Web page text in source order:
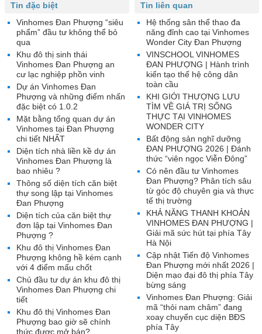
Tin liên quan
Hệ thống sân thể thao đa
năng đỉnh cao tại Vinhomes
Wonder City Đan Phượng
VINSCHOOL VINHOMES
ĐAN PHƯỢNG | Hành trình
kiến tạo thế hệ công dân
toàn cầu
KHI GIỚI THƯỢNG LƯU
TÌM VỀ GIÁ TRỊ SỐNG
THỰC TẠI VINHOMES
WONDER CITY
Bất động sản nghĩ dưỡng
ĐAN PHƯỢNG 2026 | Đánh
thức “viên ngọc Viễn Đông”
Có nên đầu tư Vinhomes
Đan Phượng? Phân tích sâu
từ góc độ chuyên gia và thực
tế thị trường
KHẢ NĂNG THANH KHOẢN
VINHOMES ĐAN PHƯỢNG |
Giải mã sức hút tại phía Tây
Hà Nội
Cập nhật Tiến độ Vinhomes
Đan Phượng mới nhất 2026 |
Diện mạo đại đô thị phía Tây
bừng sáng
Vinhomes Đan Phượng: Giải
mã “thỏi nam châm” đang
xoay chuyển cục diện BĐS
phía Tây
Tin đặc biệt
Vinhomes Đan Phượng “siêu
phẩm” đầu tư không thể bỏ
qua
Khu đô thị sinh thái
Vinhomes Đan Phượng an
cư lạc nghiệp phồn vinh
Dự án Vinhomes Đan
Phượng và những điểm nhấn
đặc biệt có 1.0.2
Mặt bằng tổng quan dự án
Vinhomes tại Đan Phượng
chi tiết NHẤT
Diện tích nhà liền kề dự án
Vinhomes Đan Phượng là
bao nhiêu ?
Thông số diện tích căn biệt
thự song lập tại Vinhomes
Đan Phượng
Diện tích của căn biệt thự
đơn lập tại Vinhomes Đan
Phượng ?
Khu đô thị Vinhomes Đan
Phượng không hề kém cạnh
với 4 điểm mấu chốt
Chủ đầu tư dự án khu đô thị
Vinhomes Đan Phượng chi
tiết
Khu đô thị Vinhomes Đan
Phượng bao giờ sẽ chính
thức được mở bán?